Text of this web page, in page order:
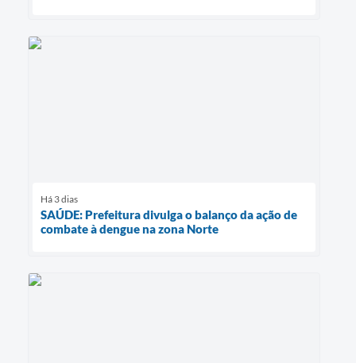
Há 3 dias
SAÚDE: Prefeitura divulga o balanço da ação de
combate à dengue na zona Norte